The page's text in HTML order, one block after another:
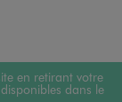
en retirant votre
dans le